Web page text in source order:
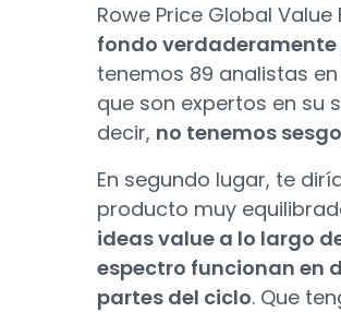
Rowe Price Global Value
fondo
tenemos 89 analistas en
que son expertos en su
decir, no tenemos
En segundo lugar, te
producto muy
ideas value a lo largo
espectro funcionan en
partes del ciclo. Que